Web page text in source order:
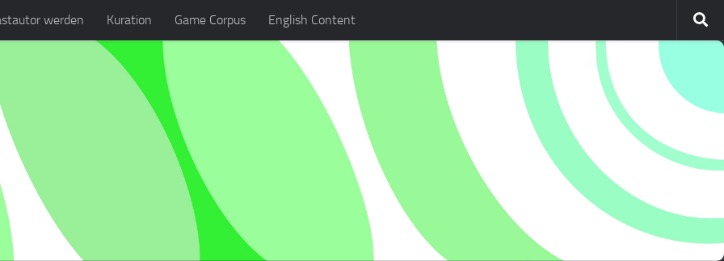
werden Kuration Game Corpus English Content